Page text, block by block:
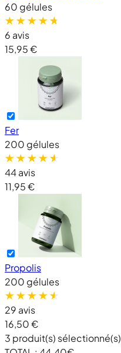
60 gélules
6 avis
15,95 €
Fer
200 gélules
44 avis
11,95 €
Propolis
200 gélules
29 avis
16,50 €
3 produit(s) sélectionné(s)